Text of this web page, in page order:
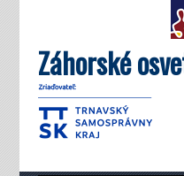
Záhorské